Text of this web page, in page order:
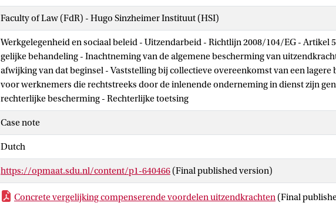
Faculty of Law (FdR) - Hugo Sinzheimer Instituut (HSI)
Werkgelegenheid en sociaal beleid - Uitzendarbeid - Richtlijn 2008/104/EG - Artikel
gelijke behandeling - Inachtneming van de algemene bescherming van
afwijking van dat beginsel - Vaststelling bij collectieve overeenkomst van een lagere
voor werknemers die rechtstreeks door de inlenende onderneming in dienst zijn
rechterlijke bescherming - Rechterlijke toetsing
Case note
Dutch
https://opmaat.sdu.nl/content/p1-640466 (Final published version)
Concrete vergelijking compenserende voordelen uitzendkrachten (Final